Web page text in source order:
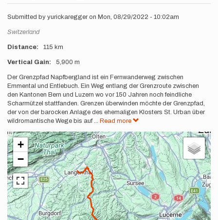
Submitted by yurickaregger on Mon, 08/29/2022 - 10:02am
Location
Switzerland
Distance 115 km
Vertical Gain 5,900 m
Description
Der Grenzpfad Napfbergland ist ein Fernwanderweg zwischen
Emmental und Entlebuch. Ein Weg entlang der Grenzroute zwischen
den Kantonen Bern und Luzern wo vor 150 Jahren noch feindliche
Scharmützel stattfanden. Grenzen überwinden möchte der Grenzpfad,
der von der barocken Anlage des ehemaligen Klosters St. Urban über
wildromantische Wege bis auf... Read more
+
−